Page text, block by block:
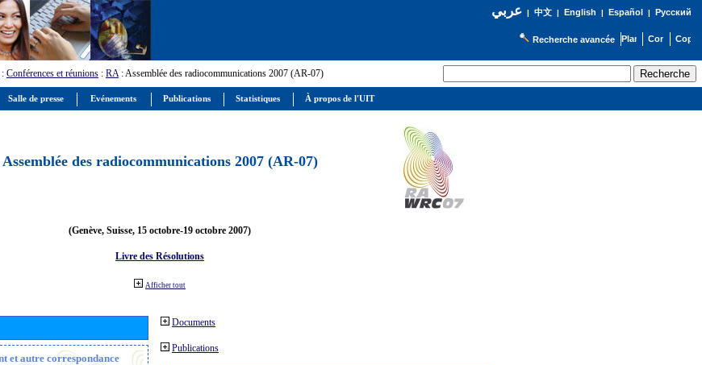
عربي| 中文| English | Español | Русский
Recherche avancée
: Conférences et réunions : RA: Assemblée des radiocommunications 2007 (AR-07)
Assemblée des radiocommunications 2007 (AR-07)
(Genève, Suisse, 15 octobre-19 octobre 2007)
Livre des Résolutions
Afficher tout
et autre correspondance
Documents
Publications
Salle de presse Evénements Publications Statistiques À propos de l'UIT